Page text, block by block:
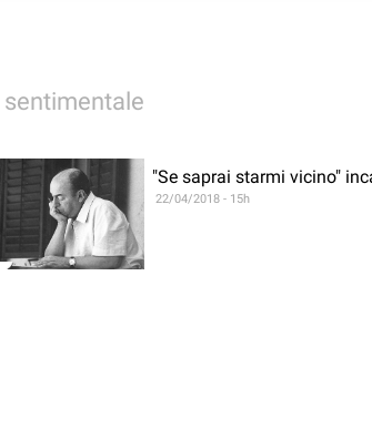
sentimentale
"Se saprai starmi vicino"
22/04/2018 - 15h